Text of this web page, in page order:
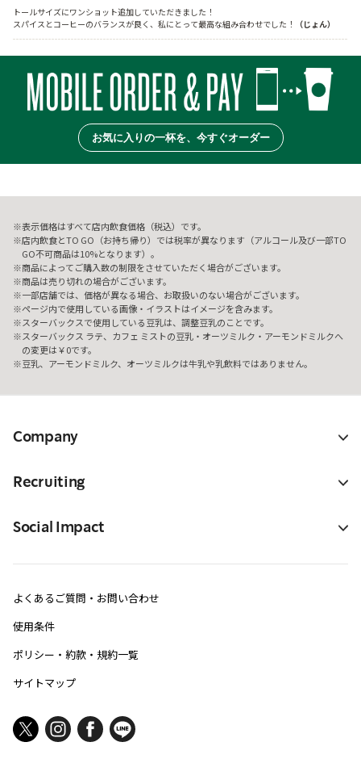
トールサイズにワンショット追加していただきました！
スパイスとコーヒーのバランスが良く、私にとって最高な組み合わせでした！
（じょん）
お気に入りの一杯を、今すぐオーダー
表示価格はすべて店内飲食価格（税込）です。
店内飲食とTO GO（お持ち帰り）では税率が異なります（アルコール及び一部TO
GO不可商品は10%となります）。
商品によってご購入数の制限をさせていただく場合がございます。
商品は売り切れの場合がございます。
一部店舗では、価格が異なる場合、お取扱いのない場合がございます。
ページ内で使用している画像・イラストはイメージを含みます。
スターバックスで使用している豆乳は、調整豆乳のことです。
スターバックス ラテ、カフェ ミストの豆乳・オーツミルク・アーモンドミルクへ
の変更は￥0です。
豆乳、アーモンドミルク、オーツミルクは牛乳や乳飲料ではありません。
Company
Recruiting
Social Impact
よくあるご質問・お問い合わせ
使用条件
ポリシー・約款・規約一覧
サイトマップ